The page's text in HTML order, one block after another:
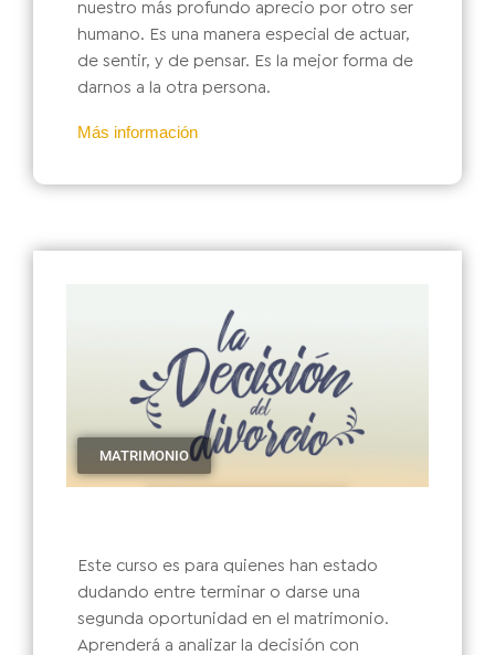
nuestro más profundo aprecio por otro ser
humano. Es una manera especial de actuar,
de sentir, y de pensar. Es la mejor forma de
darnos a la otra persona.
Más información
MATRIMONIO
Este curso es para quienes han estado
dudando entre terminar o darse una
segunda oportunidad en el matrimonio.
Aprenderá a analizar la decisión con